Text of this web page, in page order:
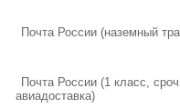
Почта России (наземный
Почта России (1 класс,
авиадоставка)